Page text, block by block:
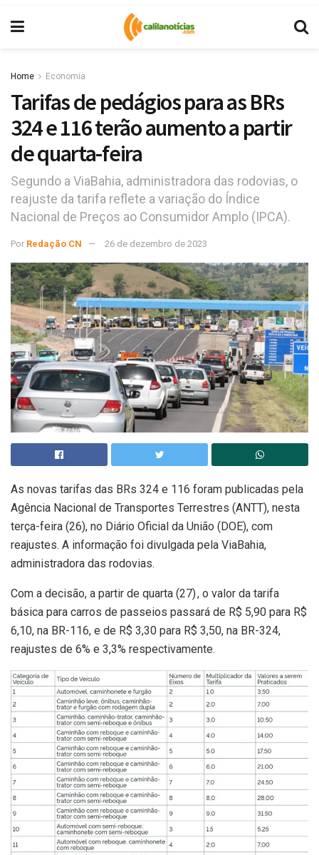
Home Economia
Tarifas de pedágios para as BRs
324 e 116 terão aumento a partir
de quarta-feira
Segundo a ViaBahia, administradora das rodovias, o
reajuste da tarifa reflete a variação do Índice
Nacional de Preços ao Consumidor Amplo (IPCA).
Por Redação CN 26 de dezembro de 2023
As novas tarifas das BRs 324 e 116 foram publicadas pela
Agência Nacional de Transportes Terrestres (ANTT), nesta
terça-feira (26), no Diário Oficial da União (DOE), com
reajustes. A informação foi divulgada pela ViaBahia,
administradora das rodovias.
Com a decisão, a partir de quarta (27) , o valor da tarifa
básica para carros de passeios passará de R$ 5,90 para R$
6,10, na BR-116, e de R$ 3,30 para R$ 3,50, na BR-324,
reajustes de 6% e 3,3% respectivamente.